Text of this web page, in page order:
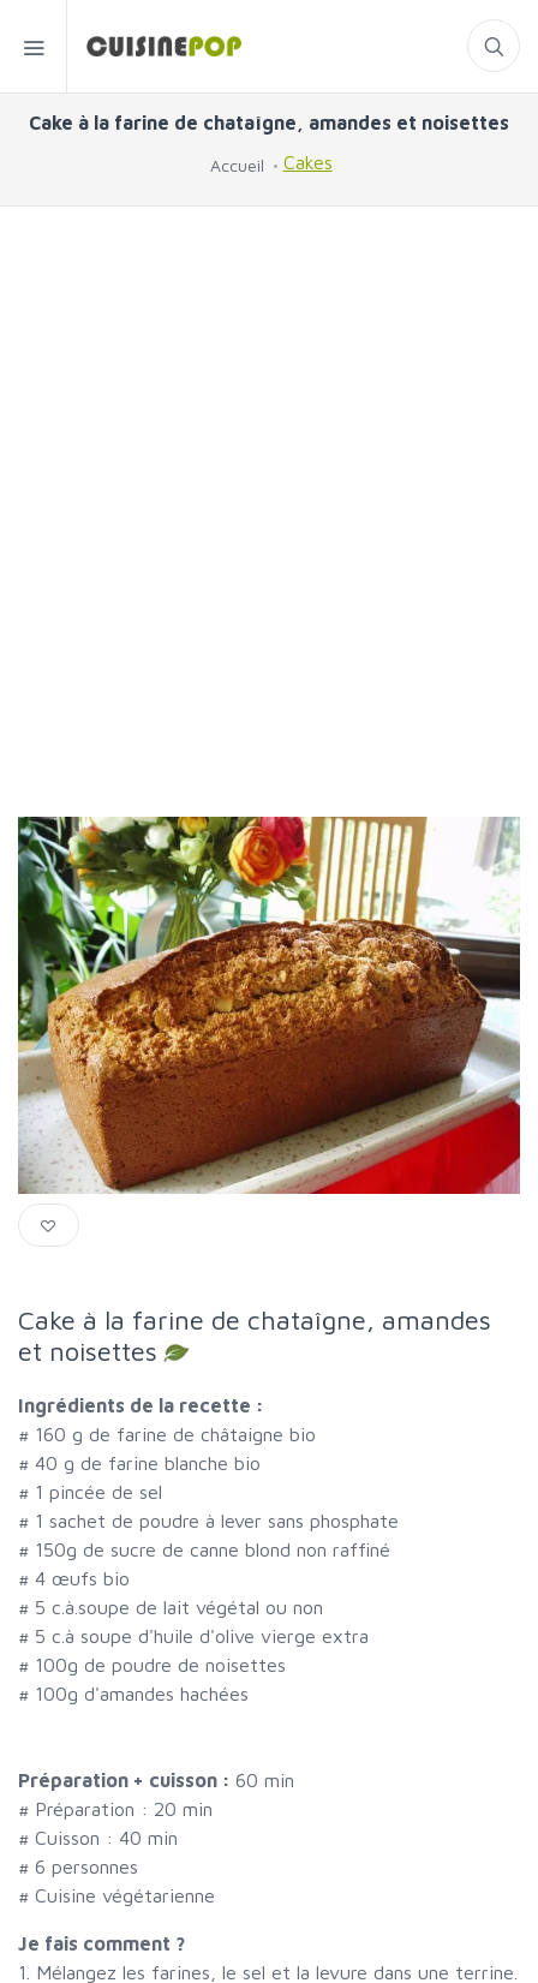
Cake à la farine de chataîgne, amandes et noisettes
Accueil Cakes
Cake à la farine de chataîgne, amandes
et noisettes
Ingrédients de la recette :
# 160 g de farine de châtaigne bio
# 40 g de farine blanche bio
# 1 pincée de sel
# 1 sachet de poudre à lever sans phosphate
# 150g de sucre de canne blond non raffiné
# 4 œufs bio
# 5 c.à.soupe de lait végétal ou non
# 5 c.à soupe d'huile d'olive vierge extra
# 100g de poudre de noisettes
# 100g d'amandes hachées
Préparation + cuisson : 60 min
# Préparation : 20 min
# Cuisson : 40 min
# 6 personnes
# Cuisine végétarienne
Je fais comment ?
1. Mélangez les farines, le sel et la levure dans une terrine.